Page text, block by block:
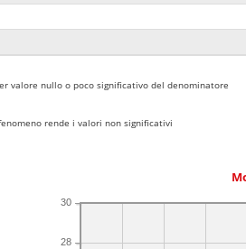
valore nullo o poco significativo del denominatore
rende i valori non significativi
28
30